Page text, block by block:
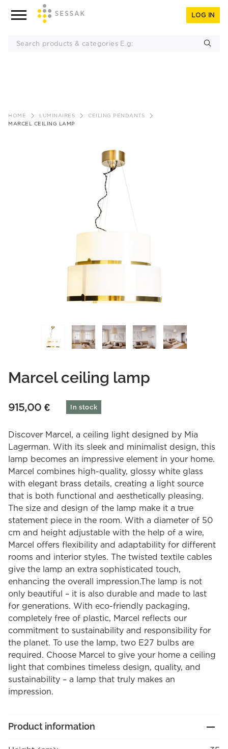
content
LOG IN
HOME LUMINAIRES
CEILING PENDANTS
MARCEL CEILING LAMP
Marcel ceiling lamp
915,00 € In stock
Discover Marcel, a ceiling light designed by Mia
Lagerman. With its sleek and minimalist design, this
lamp becomes an impressive element in your home.
Marcel combines high-quality, glossy white glass
with elegant brass details, creating a light source
that is both functional and aesthetically pleasing.
The size and design of the lamp make it a true
statement piece in the room. With a diameter of 50
cm and height adjustable with the help of a wire,
Marcel offers flexibility and adaptability for different
rooms and interior styles. The twisted textile cables
give the lamp an extra sophisticated touch,
enhancing the overall impression.The lamp is not
only beautiful – it is also durable and made to last
for generations. With eco-friendly packaging,
completely free of plastic, Marcel reflects our
commitment to sustainability and responsibility for
the planet. To use the lamp, two E27 bulbs are
required. Choose Marcel to give your home a ceiling
light that combines timeless design, quality, and
sustainability – a lamp that truly makes an
impression.
Product information